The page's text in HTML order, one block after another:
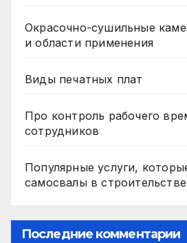
Окрасочно-сушильные
и области применения
Виды печатных плат
Про контроль рабочего
сотрудников
Популярные услуги,
самосвалы в
Последние комментарии